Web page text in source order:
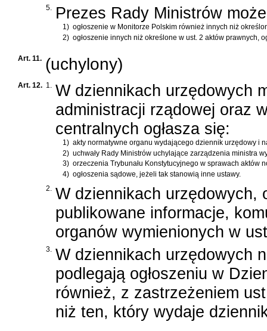
5. Prezes Rady Ministrów
1) ogłoszenie w Monitorze Polskim również innych niż
2) ogłoszenie innych niż określone w ust. 2 aktów prawnych,
Art. 11. (uchylony)
Art. 12. 1. W dziennikach urzędowych
administracji rządowej oraz
centralnych ogłasza się:
1) akty normatywne organu wydającego dziennik urzędowy i
2) uchwały Rady Ministrów uchylające zarządzenia ministra
3) orzeczenia Trybunału Konstytucyjnego w sprawach aktów
4) ogłoszenia sądowe, jeżeli tak stanowią inne ustawy.
2.
W dziennikach urzędowych,
publikowane informacje,
organów wymienionych w
3.
W dziennikach urzędowych
podlegają ogłoszeniu w
również, z zastrzeżeniem
niż ten, który wydaje